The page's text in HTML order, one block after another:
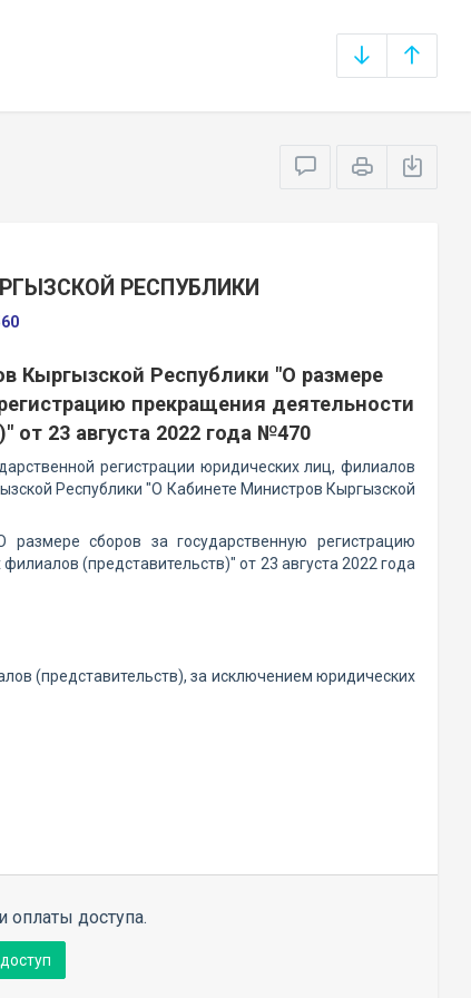
РЕСПУБЛИКИ
Кыргызской Республики "О размере
прекращения деятельности
23 августа 2022 года №470
регистрации юридических лиц, филиалов
Республики "О Кабинете Министров Кыргызской
сборов за государственную регистрацию
(представительств)" от 23 августа 2022 года
(представительств), за исключением юридических
оплаты доступа.